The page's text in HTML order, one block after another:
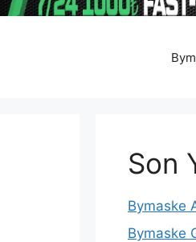
Son
Bymaske
Bymaske